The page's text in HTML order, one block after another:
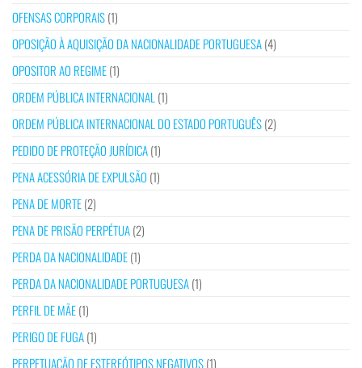
OFENSAS CORPORAIS(1)
OPOSIÇÃO À AQUISIÇÃO DA NACIONALIDADE PORTUGUESA(4)
OPOSITOR AO REGIME(1)
ORDEM PÚBLICA INTERNACIONAL (1)
ORDEM PÚBLICA INTERNACIONAL DO ESTADO PORTUGUÊS(2)
PEDIDO DE PROTEÇÃO JURÍDICA(1)
PENA ACESSÓRIA DE EXPULSÃO (1)
PENA DE MORTE(2)
PENA DE PRISÃO PERPÉTUA(2)
PERDA DA NACIONALIDADE(1)
PERDA DA NACIONALIDADE PORTUGUESA(1)
PERFIL DE MÃE(1)
PERIGO DE FUGA(1)
PERPETUAÇÃO DE ESTEREÓTIPOS NEGATIVOS(1)